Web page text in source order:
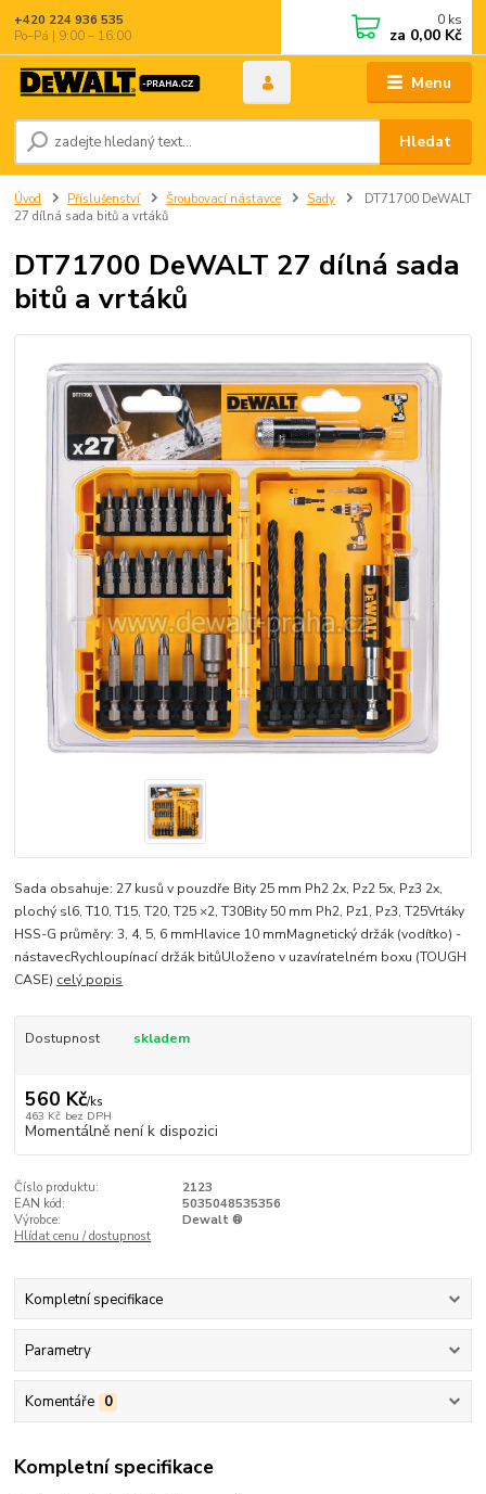
Menu
Hledat
+420 224 936 535
Po–Pá | 9:00 – 16:00
0 ks
za 0,00 Kč
Úvod Příslušenství Šroubovací nástavce Sady
DT71700 DeWALT
27 dílná sada bitů a vrtáků
DT71700 DeWALT 27 dílná sada
bitů a vrtáků
Sada obsahuje: 27 kusů v pouzdře Bity 25 mm Ph2 2x, Pz2 5x, Pz3 2x,
plochý sl6, T10, T15, T20, T25 ×2, T30Bity 50 mm Ph2, Pz1, Pz3, T25Vrtáky
HSS-G průměry: 3, 4, 5, 6 mmHlavice 10 mmMagnetický držák (vodítko) -
nástavecRychloupínací držák bitůUloženo v uzavíratelném boxu (TOUGH
CASE) celý popis
Dostupnost skladem
560 Kč/ks
463 Kč bez DPH
Momentálně není k dispozici
Číslo produktu:
2123
EAN kód:
5035048535356
Výrobce:
Dewalt ®
Hlídat cenu / dostupnost
Kompletní specifikace
Parametry
Komentáře 0
Kompletní specifikace